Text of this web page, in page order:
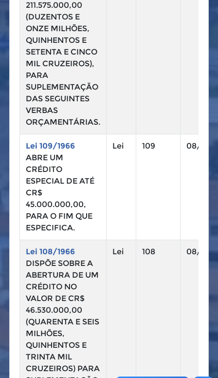
211.575.000,00
(DUZENTOS E
ONZE MILHÕES,
QUINHENTOS E
SETENTA E CINCO
MIL CRUZEIROS),
PARA
SUPLEMENTAÇÃO
DAS SEGUINTES
VERBAS
ORÇAMENTÁRIAS.
Lei 109/1966
ABRE UM
CRÉDITO
ESPECIAL DE ATÉ
CR$
45.000.000,00,
PARA O FIM QUE
ESPECIFICA.
Lei 109 08/08/
Lei 108/1966
DISPÕE SOBRE A
ABERTURA DE UM
CRÉDITO NO
VALOR DE CR$
46.530.000,00
(QUARENTA E SEIS
MILHÕES,
QUINHENTOS E
TRINTA MIL
CRUZEIROS) PARA
Lei 108 08/08/